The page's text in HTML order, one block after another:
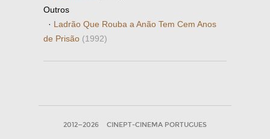
Outros
· Ladrão Que Rouba a Anão Tem Cem Anos
de Prisão (1992)
2012—2026 CINEPT-CINEMA PORTUGUES